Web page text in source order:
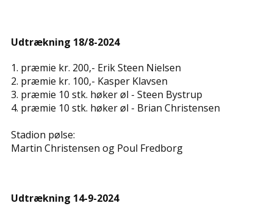
Udtrækning 18/8-2024
1. præmie kr. 200,- ​Erik Steen Nielsen
2. præmie kr. 100,- ​Kasper Klavsen
3. præmie 10 stk. høker øl - ​Steen Bystrup
4. præmie 10 stk. høker øl - ​Brian Christensen
Stadion pølse:
Martin Christensen og Poul Fredborg
Udtrækning 14-9-2024